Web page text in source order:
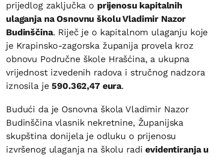
prijedlog zaključka o prijenosu kapitalnih
ulaganja na Osnovnu školu Vladimir Nazor
Budinščina. Riječ je o kapitalnom ulaganju koje
je Krapinsko-zagorska županija provela kroz
obnovu Područne škole Hrašćina, a ukupna
vrijednost izvedenih radova i stručnog nadzora
iznosila je590.362,47 eura.
Budući da je Osnovna škola Vladimir Nazor
Budinščina vlasnik nekretnine, Županijska
skupština donijela je odluku o prijenosu
izvršenog ulaganja na školu radievidentiranja u